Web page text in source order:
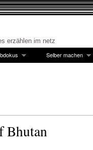
erzählen im netz
Selber machen
Bhutan